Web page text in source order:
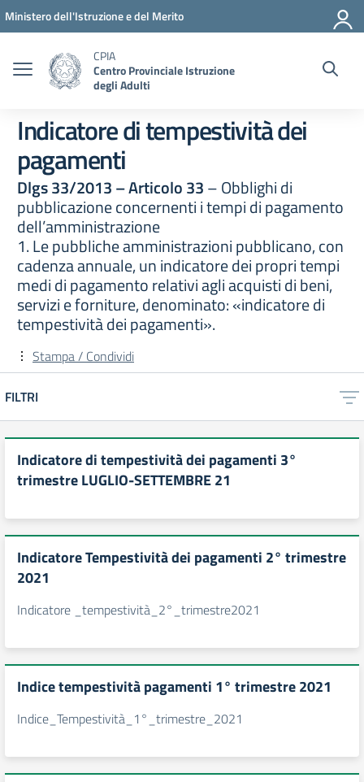
Vai ai contenuti
Vai al menu di navigazione
Vai al footer
Ministero dell'Istruzione e del Merito
CPIA
Centro Provinciale Istruzione
degli Adulti
Indicatore di tempestività dei
pagamenti
Dlgs 33/2013 – Articolo 33– Obblighi di
pubblicazione concernenti i tempi di pagamento
dell’amministrazione
1. Le pubbliche amministrazioni pubblicano, con
cadenza annuale, un indicatore dei propri tempi
medi di pagamento relativi agli acquisti di beni,
servizi e forniture, denominato: «indicatore di
tempestività dei pagamenti».
Stampa / Condividi
FILTRI
Indicatore di tempestività dei pagamenti 3°
trimestre LUGLIO-SETTEMBRE 21
Indicatore Tempestività dei pagamenti 2° trimestre
2021
Indicatore _tempestività_2°_trimestre2021
Indice tempestività pagamenti 1° trimestre 2021
Indice_Tempestività_1°_trimestre_2021